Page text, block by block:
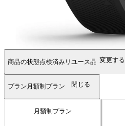
商品の状態点検済みリユース品 変更する
プラン 月額制プラン 閉じる
月額制プラン